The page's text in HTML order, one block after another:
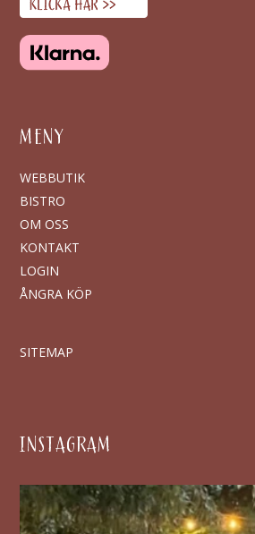
MENY
WEBBUTIK
BISTRO
OM OSS
KONTAKT
LOGIN
ÅNGRA KÖP
SITEMAP
INSTAGRAM